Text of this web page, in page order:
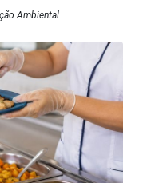
Ambiental